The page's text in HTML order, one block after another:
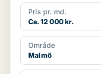
Pris pr. md.
Ca. 12 000 kr.
Område
Malmö